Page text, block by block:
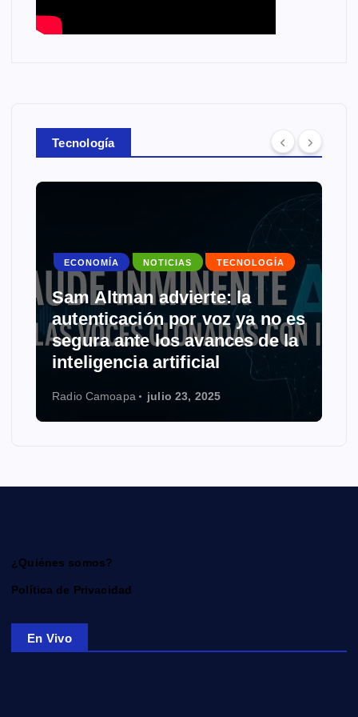
Tecnología
ECONOMÍA NOTICIAS TECNOLOGÍA
Sam Altman advierte: la
autenticación por voz ya no es
segura ante los avances de la
inteligencia artificial
Radio Camoapa julio 23, 2025
¿Quiénes somos?
Política de Privacidad
En Vivo